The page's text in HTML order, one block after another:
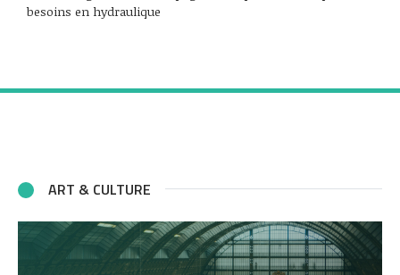
besoins en hydraulique
ART & CULTURE